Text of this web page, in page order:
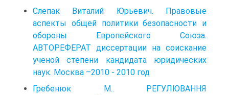
Слепак Виталий Юрьевич. Правовые
аспекты общей политики безопасности и
обороны Европейского Союза.
АВТОРЕФЕРАТ диссертации на соискание
ученой степени кандидата юридических
наук. Москва –2010 - 2010 год
Гребенюк М.. РЕГУЛЮВАННЯ